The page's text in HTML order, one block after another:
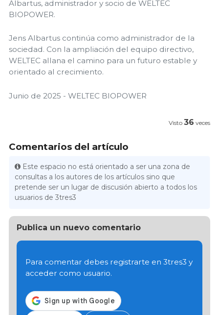
Albartus, administrador y socio de WELTEC
BIOPOWER.
Jens Albartus continúa como administrador de la
sociedad. Con la ampliación del equipo directivo,
WELTEC allana el camino para un futuro estable y
orientado al crecimiento.
Junio de 2025 - WELTEC BIOPOWER
Visto 36 veces
Comentarios del artículo
Este espacio no está orientado a ser una zona de
consultas a los autores de los artículos sino que
pretende ser un lugar de discusión abierto a todos los
usuarios de 3tres3
Publica un nuevo comentario
Para comentar debes registrarte en 3tres3 y
acceder como usuario.